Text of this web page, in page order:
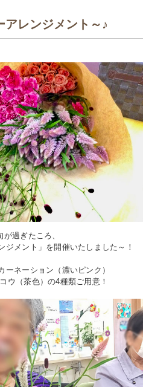
アレンジメント～♪
が過ぎたころ、
ジメント」を開催いたしました～！
ーネーション（濃いピンク）
ウ（茶色）の4種類ご用意！